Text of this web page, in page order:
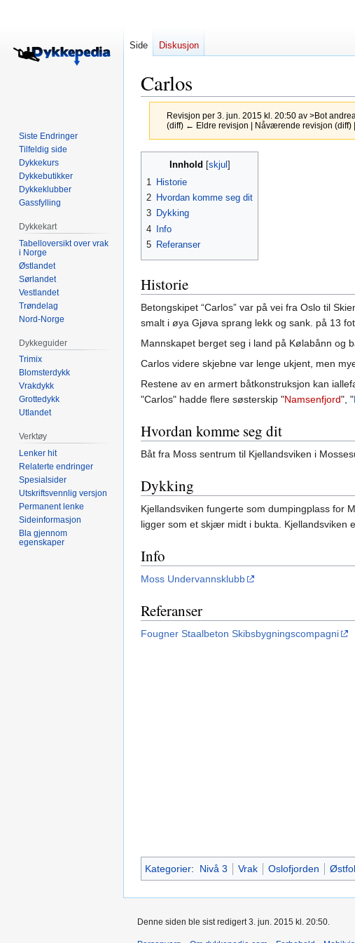
Carlos
Revisjon per 3. jun. 2015 kl. 20:50 av >Bot
(diff) ← Eldre revisjon | Nåværende revisjon (diff)
Innhold
1
Historie
2 Hvordan komme seg dit
3 Dykking
4 Info
5 Referanser
Historie
Betongskipet “Carlos” var på vei fra Oslo til
smalt i øya Gjøva sprang lekk og sank. på 13
Mannskapet berget seg i land på Kølabånn og
Carlos videre skjebne var lenge ukjent, men
Restene av en armert båtkonstruksjon kan
"Carlos" hadde flere søsterskip "Namsenfjord", "
Hvordan komme seg dit
Båt fra Moss sentrum til Kjellandsviken i
Dykking
Kjellandsviken fungerte som dumpingplass for
ligger som et skjær midt i bukta. Kjellandsviken
Info
Moss Undervannsklubb
Referanser
Fougner Staalbeton Skibsbygningscompagni
Kategorier: Nivå 3 Vrak Oslofjorden
Side Diskusjon
Siste Endringer
Tilfeldig side
Dykkekurs
Dykkebutikker
Dykkeklubber
Gassfylling
Dykkekart
Tabelloversikt over vrak
i Norge
Østlandet
Sørlandet
Vestlandet
Trøndelag
Nord-Norge
Dykkeguider
Trimix
Blomsterdykk
Vrakdykk
Grottedykk
Utlandet
Verktøy
Lenker hit
Relaterte endringer
Spesialsider
Utskriftsvennlig versjon
Permanent lenke
Sideinformasjon
Bla gjennom
egenskaper
Denne siden ble sist redigert 3. jun. 2015 kl. 20:50.